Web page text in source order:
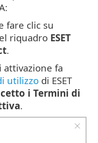
fare clic su
riquadro ESET
.
attivazione fa
utilizzo di ESET
i Termini di
.